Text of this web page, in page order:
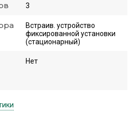
3
Встраив. устройство
фиксированной установки
(стационарный)
Нет